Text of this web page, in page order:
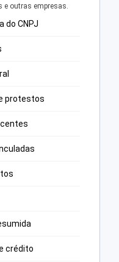
outras empresas.
do CNPJ
protestos
crédito